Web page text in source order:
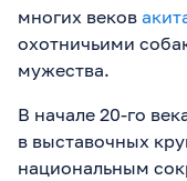
многих веков
охотничьими
мужества.
В начале 20-го
в выставочных
национальным